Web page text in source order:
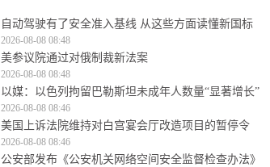
自动驾驶有了安全准入基线 从这些方面读懂新国标
2026-08-08 08:48
美参议院通过对俄制裁新法案
2026-08-08 08:48
以媒：以色列拘留巴勒斯坦未成年人数量“显著增长”
2026-08-08 08:46
美国上诉法院维持对白宫宴会厅改造项目的暂停令
2026-08-08 08:46
公安部发布《公安机关网络空间安全监督检查办法》